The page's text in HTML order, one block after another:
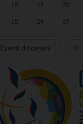
18 19 20
25 26 27
Eventi diocesani